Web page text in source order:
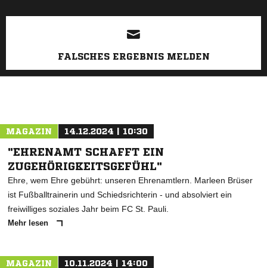
FALSCHES ERGEBNIS MELDEN
MAGAZIN 14.12.2024 | 10:30
"EHRENAMT SCHAFFT EIN
ZUGEHÖRIGKEITSGEFÜHL"
Ehre, wem Ehre gebührt: unseren Ehrenamtlern. Marleen Brüser
ist Fußballtrainerin und Schiedsrichterin - und absolviert ein
freiwilliges soziales Jahr beim FC St. Pauli.
Mehr lesen
MAGAZIN 10.11.2024 | 14:00